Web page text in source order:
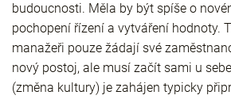
budoucnosti. Měla by být spíše o
pochopení řízení a vytváření hodnoty.
manažeři pouze žádají své
nový postoj, ale musí začít sami u
(změna kultury) je zahájen typicky